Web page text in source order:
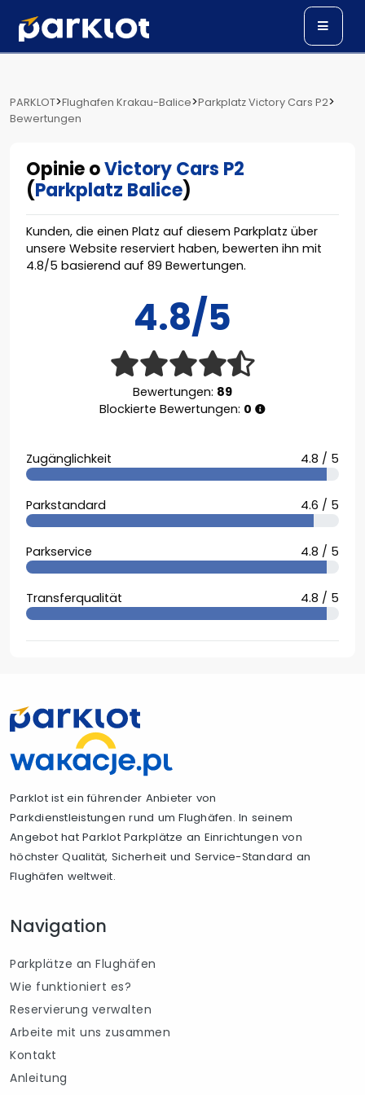
PARKLOT>Flughafen Krakau-Balice>Parkplatz Victory Cars P2>
Bewertungen
Opinie oVictory Cars P2
(Parkplatz Balice)
Kunden, die einen Platz auf diesem Parkplatz über
unsere Website reserviert haben, bewerten ihn mit
4.8/5 basierend auf 89 Bewertungen.
4.8/5
Bewertungen: 89
Blockierte Bewertungen: 0
Zugänglichkeit 4.8 / 5
Parkstandard 4.6 / 5
Parkservice 4.8 / 5
Transferqualität 4.8 / 5
Parklot ist ein führender Anbieter von
Parkdienstleistungen rund um Flughäfen. In seinem
Angebot hat Parklot Parkplätze an Einrichtungen von
höchster Qualität, Sicherheit und Service-Standard an
Flughäfen weltweit.
Navigation
Parkplätze an Flughäfen
Wie funktioniert es?
Reservierung verwalten
Arbeite mit uns zusammen
Kontakt
Anleitung